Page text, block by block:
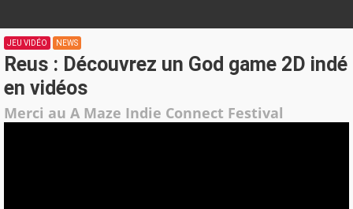
JEU VIDÉO NEWS
Reus : Découvrez un God game 2D indé
en vidéos
Merci au A Maze Indie Connect Festival